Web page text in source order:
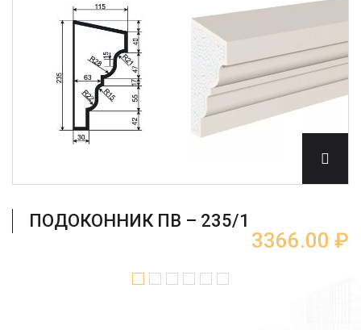
ПОДОКОННИК ПВ – 235/1
3366.00 ₽